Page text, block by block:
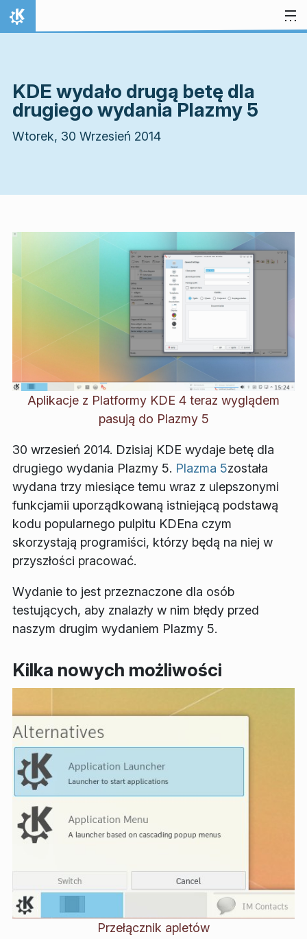
Przejdź to treści
Strona domowa
KDE wydało drugą betę dla
drugiego wydania Plazmy 5
Wtorek, 30 Wrzesień 2014
Aplikacje z Platformy KDE 4 teraz wyglądem
pasują do Plazmy 5
30 wrzesień 2014. Dzisiaj KDE wydaje betę dla
drugiego wydania Plazmy 5. Plazma 5została
wydana trzy miesiące temu wraz z ulepszonymi
funkcjamii uporządkowaną istniejącą podstawą
kodu popularnego pulpitu KDEna czym
skorzystają programiści, którzy będą na niej w
przyszłości pracować.
Wydanie to jest przeznaczone dla osób
testujących, aby znalazły w nim błędy przed
naszym drugim wydaniem Plazmy 5.
Kilka nowych możliwości
Przełącznik apletów